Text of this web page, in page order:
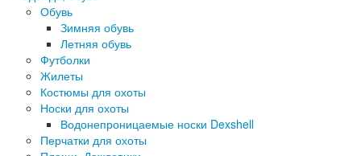
Обувь
Зимняя обувь
Летняя обувь
Футболки
Жилеты
Костюмы для охоты
Носки для охоты
Водонепроницаемые носки Dexshell
Перчатки для охоты